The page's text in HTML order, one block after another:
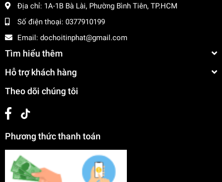
Địa chỉ: 1A-1B Bà Lài, Phường Bình Tiên, TP.HCM
Số điện thoại: 0377910199
Email: dochoitinphat@gmail.com
Tìm hiểu thêm
Hỗ trợ khách hàng
Theo dõi chúng tôi
Phương thức thanh toán